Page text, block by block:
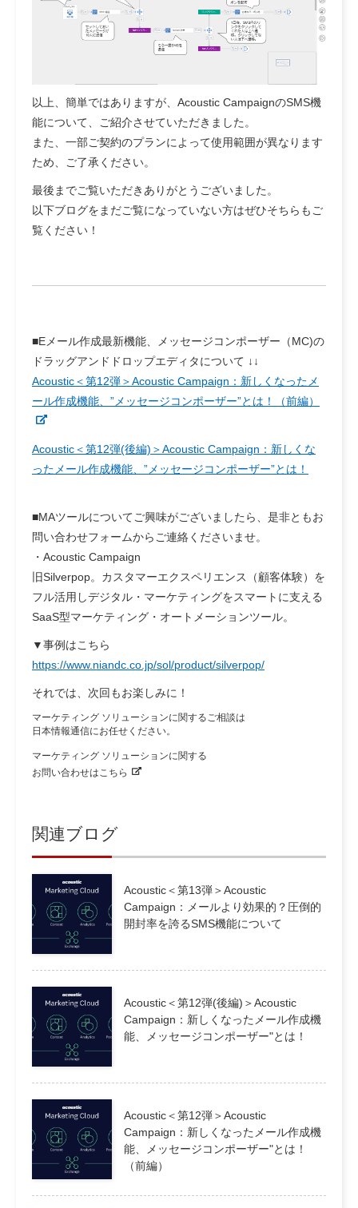
以上、簡単ではありますが、Acoustic CampaignのSMS機
能について、ご紹介させていただきました。
また、一部ご契約のプランによって使用範囲が異なります
ため、ご了承ください。
最後までご覧いただきありがとうございました。
以下ブログをまだご覧になっていない方はぜひそちらもご
覧ください！
■Eメール作成最新機能、メッセージコンポーザー（MC)の
ドラッグアンドドロップエディタについて ↓↓
Acoustic＜第12弾＞Acoustic Campaign：新しくなったメ
ール作成機能、”メッセージコンポーザー”とは！（前編）
Acoustic＜第12弾(後編)＞Acoustic Campaign：新しくな
ったメール作成機能、”メッセージコンポーザー”とは！
■MAツールについてご興味がございましたら、是非ともお
問い合わせフォームからご連絡くださいませ。
・Acoustic Campaign
旧Silverpop。カスタマーエクスペリエンス（顧客体験）を
フル活用しデジタル・マーケティングをスマートに支える
SaaS型マーケティング・オートメーションツール。
▼事例はこちら
https://www.niandc.co.jp/sol/product/silverpop/
それでは、次回 もお楽しみに！
マーケティング ソリューションに関するご相談は
日本情報通信にお任せください。
マーケティング ソリューションに関する
お問い合わせはこちら
関連ブログ
Acoustic＜第13弾＞Acoustic
Campaign：メールより効果的？圧倒的
開封率を誇るSMS機能について
Acoustic＜第12弾(後編)＞Acoustic
Campaign：新しくなったメール作成機
能、メッセージコンポーザー"とは！
Acoustic＜第12弾＞Acoustic
Campaign：新しくなったメール作成機
能、メッセージコンポーザー"とは！
（前編）